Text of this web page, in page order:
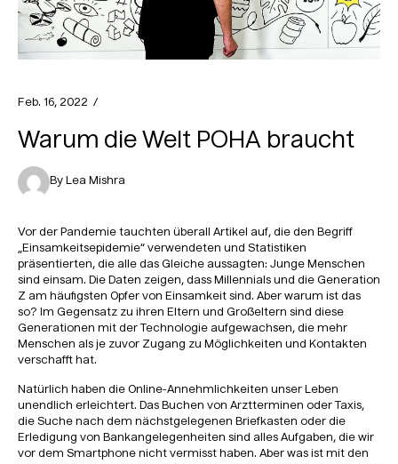
Feb. 16, 2022 /
Warum die Welt POHA braucht
By Lea Mishra
Vor der Pandemie tauchten überall Artikel auf, die den Begriff
„Einsamkeitsepidemie“ verwendeten und Statistiken
präsentierten, die alle das Gleiche aussagten: Junge Menschen
sind einsam. Die Daten zeigen, dass Millennials und die Generation
Z am häufigsten Opfer von Einsamkeit sind. Aber warum ist das
so? Im Gegensatz zu ihren Eltern und Großeltern sind diese
Generationen mit der Technologie aufgewachsen, die mehr
Menschen als je zuvor Zugang zu Möglichkeiten und Kontakten
verschafft hat.
Natürlich haben die Online-Annehmlichkeiten unser Leben
unendlich erleichtert. Das Buchen von Arztterminen oder Taxis,
die Suche nach dem nächstgelegenen Briefkasten oder die
Erledigung von Bankangelegenheiten sind alles Aufgaben, die wir
vor dem Smartphone nicht vermisst haben. Aber was ist mit den